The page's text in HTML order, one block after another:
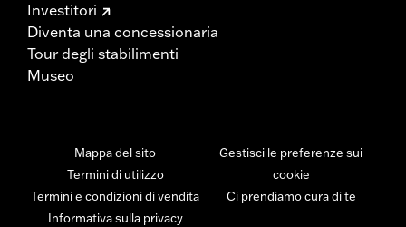
Investitori
Diventa una concessionaria
Tour degli stabilimenti
Museo
Mappa del sito
Termini di utilizzo
Termini e condizioni di vendita
Informativa sulla privacy
Gestisci le preferenze sui
cookie
Ci prendiamo cura di te